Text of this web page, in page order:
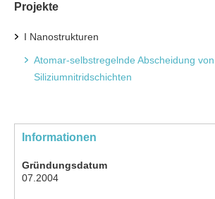
Projekte
I Nanostrukturen
Atomar-selbstregelnde Abscheidung von
Siliziumnitridschichten
Informationen
Gründungsdatum
07.2004